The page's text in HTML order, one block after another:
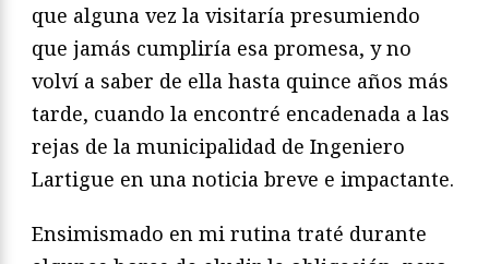
que alguna vez la visitaría presumiendo
que jamás cumpliría esa promesa, y no
volví a saber de ella hasta quince años más
tarde, cuando la encontré encadenada a las
rejas de la municipalidad de Ingeniero
Lartigue en una noticia breve e impactante.
Ensimismado en mi rutina traté durante